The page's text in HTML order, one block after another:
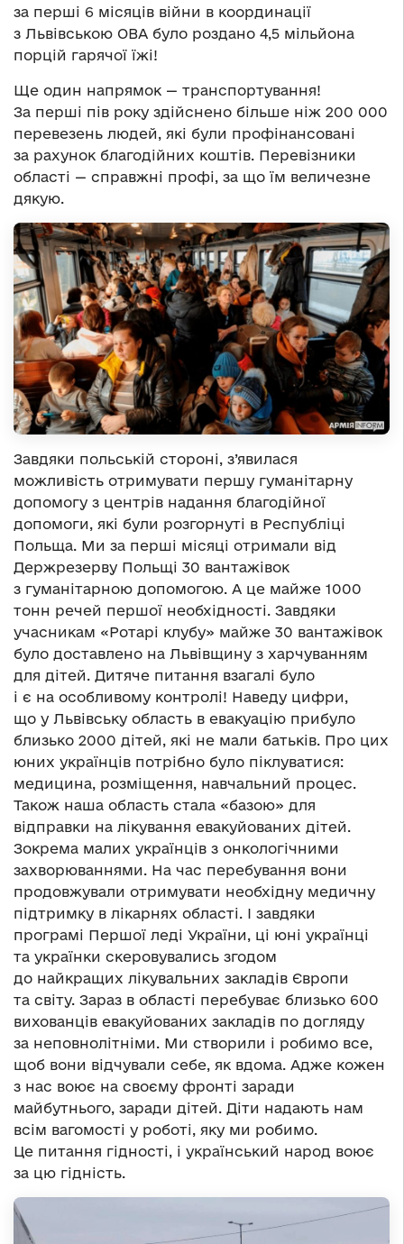
за перші 6 місяців війни в координації
з Львівською ОВА було роздано 4,5 мільйона
порцій гарячої їжі!
Ще один напрямок — транспортування!
За перші пів року здійснено більше ніж 200 000
перевезень людей, які були профінансовані
за рахунок благодійних коштів. Перевізники
області — справжні профі, за що їм величезне
дякую.
Завдяки польській стороні, з’явилася
можливість отримувати першу гуманітарну
допомогу з центрів надання благодійної
допомоги, які були розгорнуті в Республіці
Польща. Ми за перші місяці отримали від
Держрезерву Польщі 30 вантажівок
з гуманітарною допомогою. А це майже 1000
тонн речей першої необхідності. Завдяки
учасникам «Ротарі клубу» майже 30 вантажівок
було доставлено на Львівщину з харчуванням
для дітей. Дитяче питання взагалі було
і є на особливому контролі! Наведу цифри,
що у Львівську область в евакуацію прибуло
близько 2000 дітей, які не мали батьків. Про цих
юних українців потрібно було піклуватися:
медицина, розміщення, навчальний процес.
Також наша область стала «базою» для
відправки на лікування евакуйованих дітей.
Зокрема малих українців з онкологічними
захворюваннями. На час перебування вони
продовжували отримувати необхідну медичну
підтримку в лікарнях області. І завдяки
програмі Першої леді України, ці юні українці
та українки скеровувались згодом
до найкращих лікувальних закладів Європи
та світу. Зараз в області перебуває близько 600
вихованців евакуйованих закладів по догляду
за неповнолітніми. Ми створили і робимо все,
щоб вони відчували себе, як вдома. Адже кожен
з нас воює на своєму фронті заради
майбутнього, заради дітей. Діти надають нам
всім вагомості у роботі, яку ми робимо.
Це питання гідності, і український народ воює
за цю гідність.